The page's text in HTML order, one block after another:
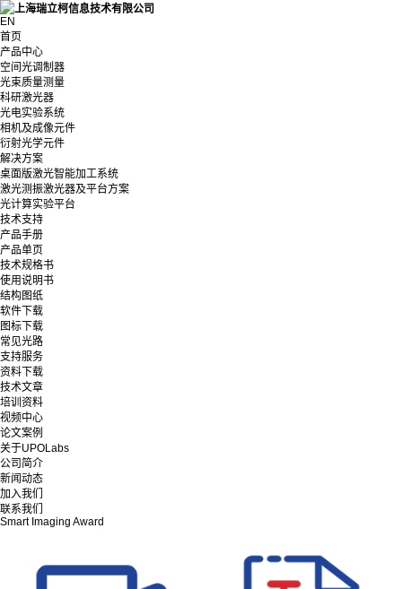
EN
首页
产品中心
空间光调制器
光束质量测量
科研激光器
光电实验系统
相机及成像元件
衍射光学元件
解决方案
桌面版激光智能加工系统
激光测振激光器及平台方案
光计算实验平台
技术支持
产品手册
产品单页
技术规格书
使用说明书
结构图纸
软件下载
图标下载
常见光路
支持服务
资料下载
技术文章
培训资料
视频中心
论文案例
关于UPOLabs
公司简介
新闻动态
加入我们
联系我们
Smart Imaging Award